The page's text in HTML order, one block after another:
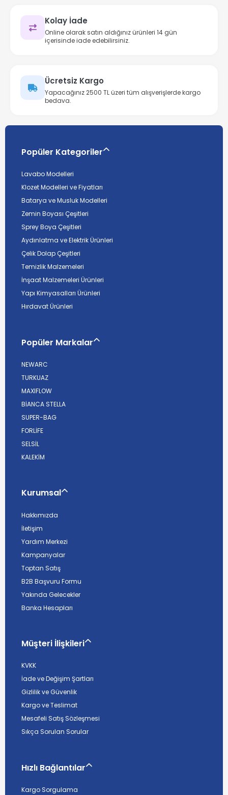
Kolay İade
Online olarak satın aldığınız ürünleri 14 gün
içerisinde iade edebilirsiniz.
Ücretsiz Kargo
Yapacağınız 2500 TL üzeri tüm alışverişlerde kargo
bedava.
Popüler Kategoriler
Lavabo Modelleri
Klozet Modelleri ve Fiyatları
Batarya ve Musluk Modelleri
Zemin Boyası Çeşitleri
Sprey Boya Çeşitleri
Aydınlatma ve Elektrik Ürünleri
Çelik Dolap Çeşitleri
Temizlik Malzemeleri
İnşaat Malzemeleri Ürünleri
Yapı Kimyasalları Ürünleri
Hırdavat Ürünleri
Popüler Markalar
NEWARC
TURKUAZ
MAXIFLOW
BİANCA STELLA
SUPER-BAG
FORLİFE
SELSİL
KALEKİM
Kurumsal
Hakkımızda
İletişim
Yardım Merkezi
Kampanyalar
Toptan Satış
B2B Başvuru Formu
Yakında Gelecekler
Banka Hesapları
Müşteri İlişkileri
KVKK
İade ve Değişim Şartları
Gizlilik ve Güvenlik
Kargo ve Teslimat
Mesafeli Satış Sözleşmesi
Sıkça Sorulan Sorular
Hızlı Bağlantılar
Kargo Sorgulama